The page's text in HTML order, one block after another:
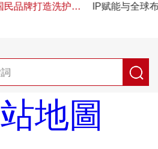
民品牌打造洗护新
IP赋能与全球
地圖